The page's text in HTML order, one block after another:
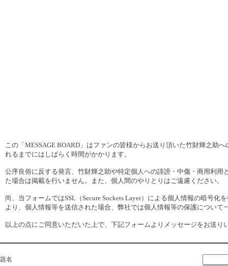
この「MESSAGE BOARD」はファンの皆様からお送り頂いた竹財輝之助
れるまでにはしばらく時間がかかります。
公序良俗に反する発言、竹財輝之助や特定個人への誹謗・中傷・商用利
た場合は掲載を行いません。また、個人間のやりとりはご遠慮ください。
尚、当フォームではSSL（Secure Sockets Layer）による個人情報の暗号
より、個人情報等を送信された場合、弊社では個人情報等の保護につい
以上の点にご同意いただいた上で、下記フォームよりメッセージをお送り
題名